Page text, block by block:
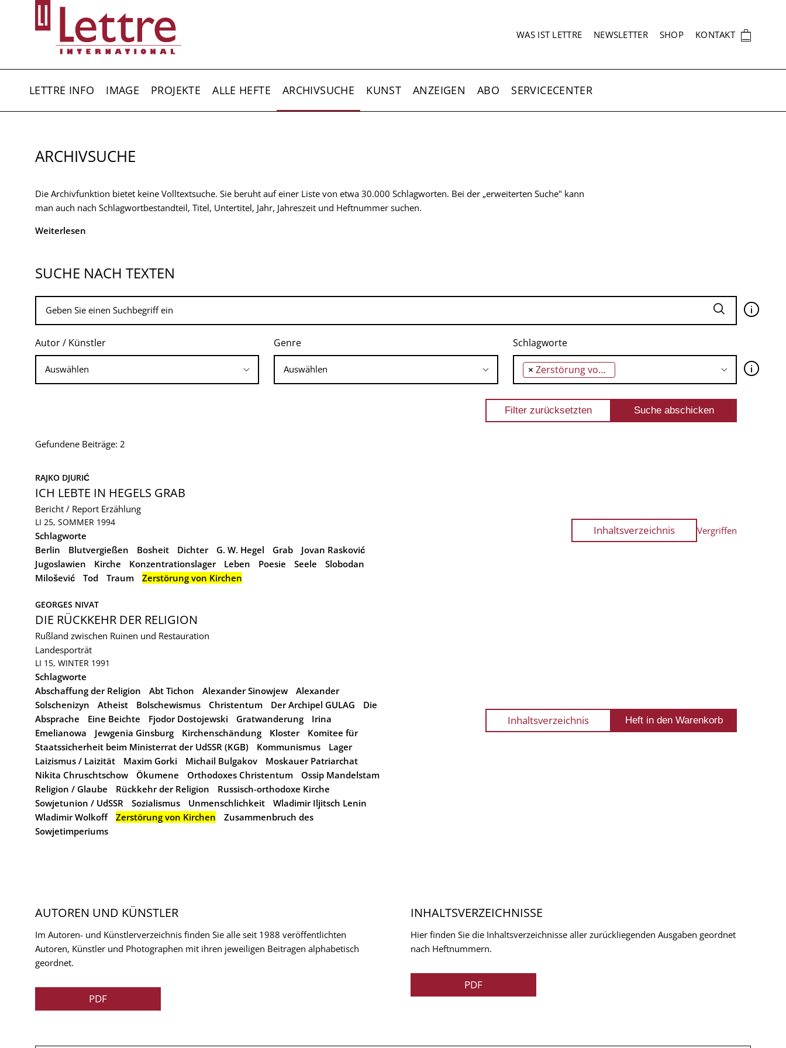
SEKUNDÄRNAVIGATION
WAS IST LETTRE NEWSLETTER SHOP KONTAKT 🛍
LETTRE INFO IMAGE PROJEKTE ALLE HEFTE ARCHIVSUCHE KUNST ANZEIGEN ABO SERVICECENTER
ARCHIVSUCHE
Die Archivfunktion bietet keine Volltextsuche. Sie beruht auf einer Liste von etwa 30.000 Schlagworten. Bei der „erweiterten Suche" kann
man auch nach Schlagwortbestandteil, Titel, Untertitel, Jahr, Jahreszeit und Heftnummer suchen.
Weiterlesen
SUCHE NACH TEXTEN
🛈
Autor / Künstler Genre Schlagworte
× Zerstörung von Kirchen 🛈
Gefundene Beiträge: 2
RAJKO DJURIĆ
ICH LEBTE IN HEGELS GRAB
Bericht / Report Erzählung
LI 25, SOMMER 1994
Schlagworte
Berlin
Blutvergießen Bosheit Dichter G. W. Hegel Grab
Jovan Rasković
Jugoslawien
Kirche Konzentrationslager Leben Poesie Seele
Slobodan
Milošević
Tod Traum Zerstörung von Kirchen
Inhaltsverzeichnis Vergriffen
GEORGES NIVAT
DIE RÜCKKEHR DER RELIGION
Rußland zwischen Ruinen und Restauration
Landesporträt
LI 15, WINTER 1991
Schlagworte
Abschaffung der Religion
Abt Tichon Alexander Sinowjew
Alexander
Solschenizyn
Atheist Bolschewismus Christentum Der Archipel GULAG
Die
Absprache
Eine Beichte Fjodor Dostojewski Gratwanderung
Irina
Emelianowa
Jewgenia Ginsburg Kirchenschändung Kloster
Komitee für
Staatssicherheit beim Ministerrat der UdSSR (KGB)
Kommunismus
Lager
Laizismus / Laizität
Maxim Gorki Michail Bulgakov
Moskauer Patriarchat
Nikita Chruschtschow
Ökumene Orthodoxes Christentum
Ossip Mandelstam
Religion / Glaube
Rückkehr der Religion
Russisch-orthodoxe Kirche
Sowjetunion / UdSSR
Sozialismus Unmenschlichkeit
Wladimir Iljitsch Lenin
Wladimir Wolkoff
Zerstörung von Kirchen
Zusammenbruch des
Sowjetimperiums
Inhaltsverzeichnis
AUTOREN UND KÜNSTLER
Im Autoren- und Künstlerverzeichnis finden Sie alle seit 1988 veröffentlichten
Autoren, Künstler und Photographen mit ihren jeweiligen Beitragen alphabetisch
geordnet.
PDF
INHALTSVERZEICHNISSE
Hier finden Sie die Inhaltsverzeichnisse aller zurückliegenden Ausgaben geordnet
nach Heftnummern.
PDF